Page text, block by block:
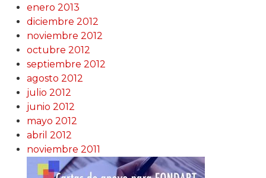
enero 2013
diciembre 2012
noviembre 2012
octubre 2012
septiembre 2012
agosto 2012
julio 2012
junio 2012
mayo 2012
abril 2012
noviembre 2011